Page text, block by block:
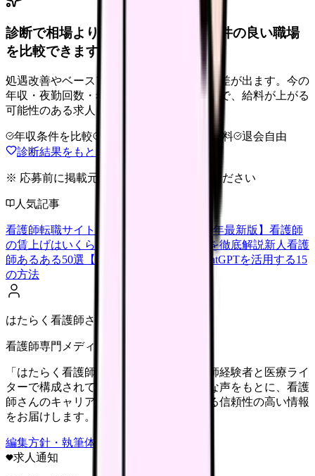
診断で相場より低いと感じたら、条件の良い職場
を比較できます。
処遇改善やベースアップは職場ごとに反映差が出ます。今の
年収・夜勤回数・希望条件を整理したうえで、給料が上がる
可能性のある求人を相談できます。
年収条件を比較 完全無料
退会自由
診断結果をもとに職場を相談する
※ 応募前に掲載元の最新情報を確認してください
人気記事
看護師転職サイトランキングTOP5【2026年最新版】 看護師
の賃上げはいくら？2026年度の最新情報を徹底解説新人看護
師あるある50選【共感必至】
看護師がChatGPTを活用する15
の方法
はたらく看護師さん編集部
看護師専門メディア
「はたらく看護師さん」編集部は、看護師経験者と医療ライ
ターで構成されています。現場のリアルな声をもとに、看護
師さんのキャリア・転職・働き方に関する信頼性の高い情報
をお届けします。
編集方針・執筆体制・監修体制を見る
求人通知